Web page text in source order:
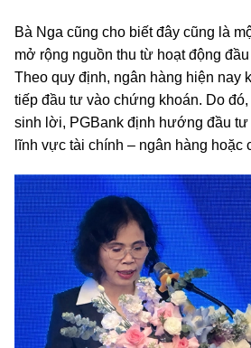
Bà Nga cũng cho biết đây cũng là
mở rộng nguồn thu từ hoạt động
Theo quy định, ngân hàng hiện nay
tiếp đầu tư vào chứng khoán. Do
sinh lời, PGBank định hướng đầu tư
lĩnh vực tài chính – ngân hàng hoặc